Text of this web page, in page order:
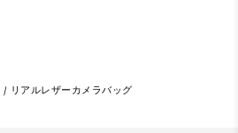
/ リアルレザーカメラバッグ